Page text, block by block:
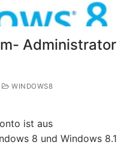
Administrator
WINDOWS8
ist aus
8 und Windows 8.1